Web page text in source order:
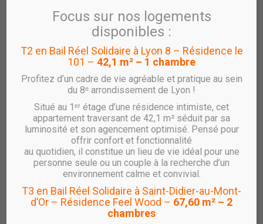
Deux chambres avec mezzanine 19.40 et 18.30 m²
Logement conventionné ouvrant droit à APL
Candidatures soumises au plafond PLS ETUDIANT
DPE : C
Photos
Focus sur nos logements
disponibles :
T2 en Bail Réel Solidaire à Lyon 8 – Résidence le
101 – 42,1 m² – 1 chambre
Profitez d’un cadre de vie agréable et pratique au sein
du 8ᵉ arrondissement de Lyon !
Situé au 1ᵉʳ étage d’une résidence intimiste, cet
appartement traversant de 42,1 m² séduit par sa
luminosité et son agencement optimisé. Pensé pour
offrir confort et fonctionnalité
au quotidien, il constitue un lieu de vie idéal pour une
personne seule ou un couple à la recherche d’un
environnement calme et convivial.
T3 en Bail Réel Solidaire à Saint-Didier-au-Mont-
d’Or – Résidence Feel Wood – 67,60 m² – 2
chambres